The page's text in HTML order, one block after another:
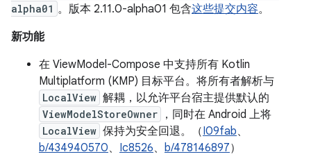
alpha01 。版本 2.11.0-alpha01 包含这些提交内容。
新功能
在 ViewModel-Compose 中支持所有 Kotlin
Multiplatform (KMP) 目标平台。将所有者解析与
LocalView 解耦，以允许平台宿主提供默认的
ViewModelStoreOwner ，同时在 Android 上将
LocalView 保持为安全回退。（I09fab、
b/434940570、 Ic8526、 b/478146897）